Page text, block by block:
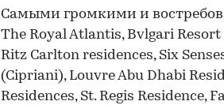
Самыми громкими и
The Royal Atlantis, Bvlgari Resort
Ritz Carlton residences, Six
(Cipriani), Louvre Abu Dhabi
Residences, St. Regis Residence,